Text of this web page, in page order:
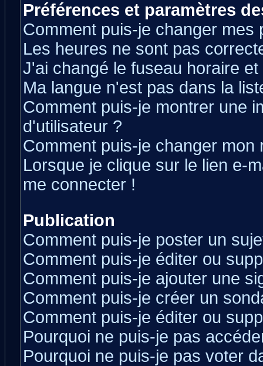
Préférences et paramètres
Comment puis-je changer mes
Les heures ne sont pas
J'ai changé le fuseau horaire
Ma langue n'est pas dans la
Comment puis-je montrer une
d'utilisateur ?
Comment puis-je changer mon
Lorsque je clique sur le lien e-
me connecter !
Publication
Comment puis-je poster un
Comment puis-je éditer ou
Comment puis-je ajouter une
Comment puis-je créer un
Comment puis-je éditer ou
Pourquoi ne puis-je pas
Pourquoi ne puis-je pas voter